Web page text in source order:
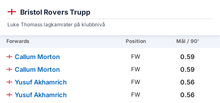
Bristol Rovers Trupp
Luke Thomass lagkamrater på klubbnivå
Forwards Position Mål / 90'
Callum Morton FW
0.59
Callum Morton
FW
0.59
Yusuf Akhamrich
FW
0.56
Yusuf Akhamrich
FW
0.56